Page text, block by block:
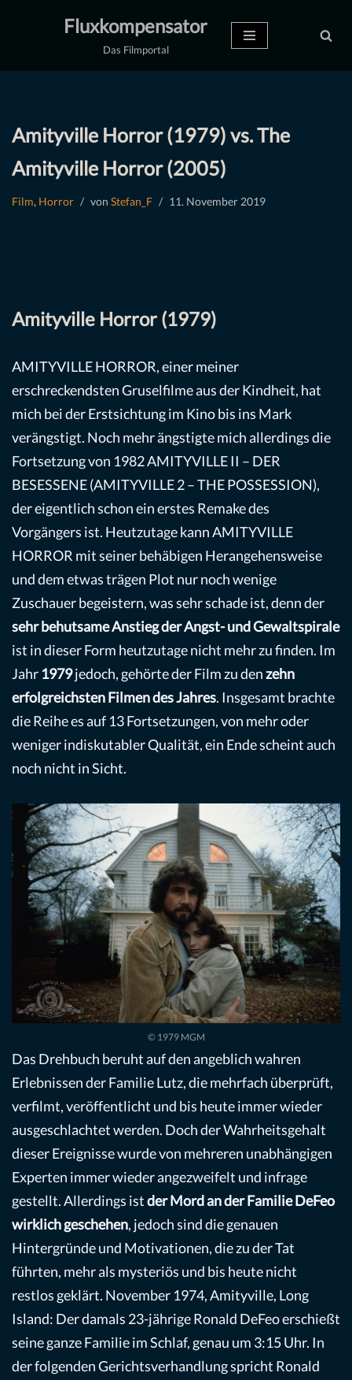
Fluxkompensator
Das Filmportal
Amityville Horror (1979) vs. The
Amityville Horror (2005)
Film, Horror von Stefan_F 11. November 2019
Amityville Horror (1979)
AMITYVILLE HORROR, einer meiner
erschreckendsten Gruselfilme aus der Kindheit, hat
mich bei der Erstsichtung im Kino bis ins Mark
verängstigt. Noch mehr ängstigte mich allerdings die
Fortsetzung von 1982 AMITYVILLE II – DER
BESESSENE (AMITYVILLE 2 – THE POSSESSION),
der eigentlich schon ein erstes Remake des
Vorgängers ist. Heutzutage kann AMITYVILLE
HORROR mit seiner behäbigen Herangehensweise
und dem etwas trägen Plot nur noch wenige
Zuschauer begeistern, was sehr schade ist, denn der
sehr behutsame Anstieg der Angst- und Gewaltspirale
ist in dieser Form heutzutage nicht mehr zu finden. Im
Jahr 1979jedoch, gehörte der Film zu denzehn
erfolgreichsten Filmen des Jahres. Insgesamt brachte
die Reihe es auf 13 Fortsetzungen, von mehr oder
weniger indiskutabler Qualität, ein Ende scheint auch
noch nicht in Sicht.
© 1979 MGM
Das Drehbuch beruht auf den angeblich wahren
Erlebnissen der Familie Lutz, die mehrfach überprüft,
verfilmt, veröffentlicht und bis heute immer wieder
ausgeschlachtet werden. Doch der Wahrheitsgehalt
dieser Ereignisse wurde von mehreren unabhängigen
Experten immer wieder angezweifelt und infrage
gestellt. Allerdings istder Mord an der Familie DeFeo
wirklich geschehen, jedoch sind die genauen
Hintergründe und Motivationen, die zu der Tat
führten, mehr als mysteriös und bis heute nicht
restlos geklärt. November 1974, Amityville, Long
Island: Der damals 23-jährige Ronald DeFeo erschießt
seine ganze Familie im Schlaf, genau um 3:15 Uhr. In
der folgenden Gerichtsverhandlung spricht Ronald